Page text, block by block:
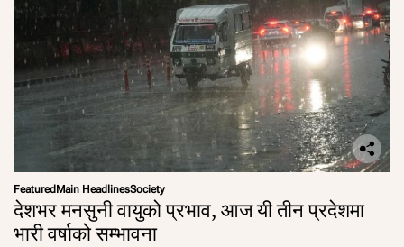
FeaturedMain HeadlinesSociety
देशभर मनसुनी वायुको प्रभाव, आज यी तीन प्रदेशमा
भारी वर्षाको सम्भावना